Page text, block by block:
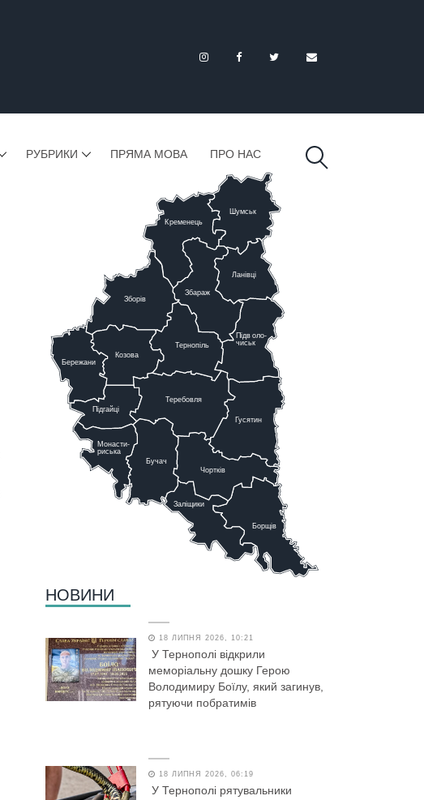
РУБРИКИ ПРЯМА МОВА ПРО НАС
Тернопіль
Теребовля
Бучач
Заліщики
Борщів
Чортків
Гусятин
Підволо-
чиськ
Ланівці
Збараж
Шумськ
Кременець
Козова
Бережани
Підгайці
Зборів
Монасти-
риська
НОВИНИ
18 ЛИПНЯ 2026, 10:21
У Тернополі відкрили
меморіальну дошку Герою
Володимиру Боїлу, який загинув,
рятуючи побратимів
18 ЛИПНЯ 2026, 06:19
У Тернополі рятувальники